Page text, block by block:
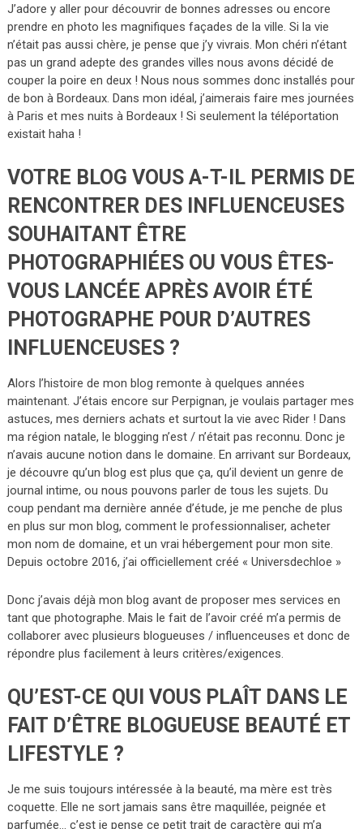
J’adore y aller pour découvrir de bonnes adresses ou encore
prendre en photo les magnifiques façades de la ville. Si la vie
n’était pas aussi chère, je pense que j’y vivrais. Mon chéri n’étant
pas un grand adepte des grandes villes nous avons décidé de
couper la poire en deux ! Nous nous sommes donc installés pour
de bon à Bordeaux. Dans mon idéal, j’aimerais faire mes journées
à Paris et mes nuits à Bordeaux ! Si seulement la téléportation
existait haha !
VOTRE BLOG VOUS A-T-IL PERMIS DE
RENCONTRER DES INFLUENCEUSES
SOUHAITANT ÊTRE
PHOTOGRAPHIÉES OU VOUS ÊTES-
VOUS LANCÉE APRÈS AVOIR ÉTÉ
PHOTOGRAPHE POUR D’AUTRES
INFLUENCEUSES ?
Alors l’histoire de mon blog remonte à quelques années
maintenant. J’étais encore sur Perpignan, je voulais partager mes
astuces, mes derniers achats et surtout la vie avec Rider ! Dans
ma région natale, le blogging n’est / n’était pas reconnu. Donc je
n’avais aucune notion dans le domaine. En arrivant sur Bordeaux,
je découvre qu’un blog est plus que ça, qu’il devient un genre de
journal intime, ou nous pouvons parler de tous les sujets. Du
coup pendant ma dernière année d’étude, je me penche de plus
en plus sur mon blog, comment le professionnaliser, acheter
mon nom de domaine, et un vrai hébergement pour mon site.
Depuis octobre 2016, j’ai officiellement créé « Universdechloe »
Donc j’avais déjà mon blog avant de proposer mes services en
tant que photographe. Mais le fait de l’avoir créé m’a permis de
collaborer avec plusieurs blogueuses / influenceuses et donc de
répondre plus facilement à leurs critères/exigences.
QU’EST-CE QUI VOUS PLAÎT DANS LE
FAIT D’ÊTRE BLOGUEUSE BEAUTÉ ET
LIFESTYLE ?
Je me suis toujours intéressée à la beauté, ma mère est très
coquette. Elle ne sort jamais sans être maquillée, peignée et
parfumée… c’est je pense ce petit trait de caractère qui m’a